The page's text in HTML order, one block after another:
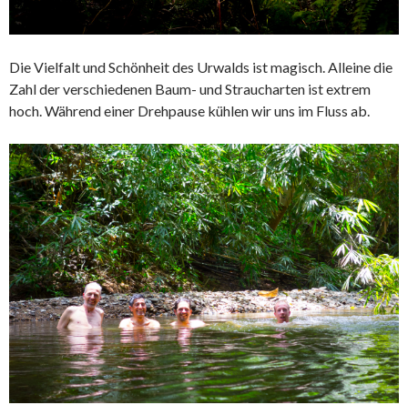
Die Vielfalt und Schönheit des Urwalds ist magisch. Alleine die
Zahl der verschiedenen Baum- und Straucharten ist extrem
hoch. Während einer Drehpause kühlen wir uns im Fluss ab.